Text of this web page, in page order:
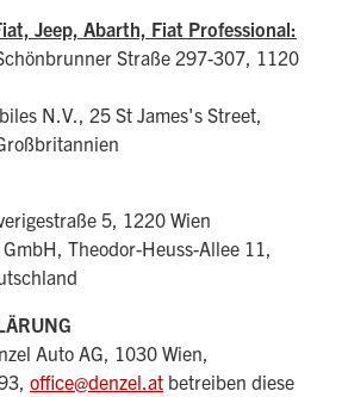
Jeep, Abarth, Fiat Professional:
Straße 297-307, 1120
N.V., 25 St James's Street,
5, 1220 Wien
GmbH, Theodor-Heuss-Allee 11,
Auto AG, 1030 Wien,
office@denzel.at betreiben diese